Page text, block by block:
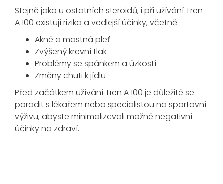
Stejně jako u ostatních steroidů, i při užívání Tren
A 100 existují rizika a vedlejší účinky, včetně:
Akné a mastná pleť
Zvýšený krevní tlak
Problémy se spánkem a úzkostí
Změny chuti k jídlu
Před začátkem užívání Tren A 100 je důležité se
poradit s lékařem nebo specialistou na sportovní
výživu, abyste minimalizovali možné negativní
účinky na zdraví.